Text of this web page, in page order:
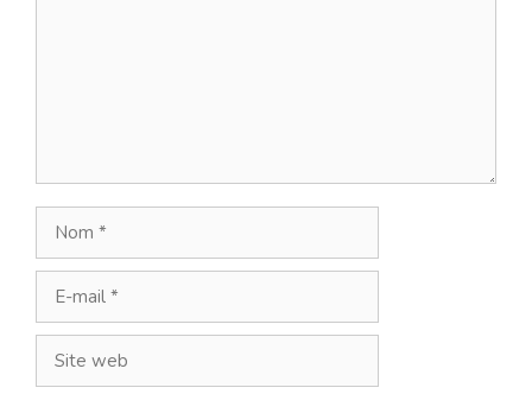
Nom
mail
Site
web